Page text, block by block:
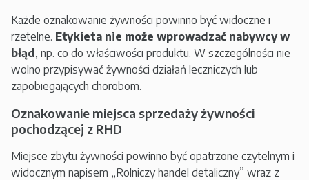
Każde oznakowanie żywności powinno być widoczne i
rzetelne. Etykieta nie może wprowadzać nabywcy w
błąd , np. co do właściwości produktu. W szczególności nie
wolno przypisywać żywności działań leczniczych lub
zapobiegających chorobom.
Oznakowanie miejsca sprzedaży żywności
pochodzącej z RHD
Miejsce zbytu żywności powinno być opatrzone czytelnym i
widocznym napisem „Rolniczy handel detaliczny” wraz z